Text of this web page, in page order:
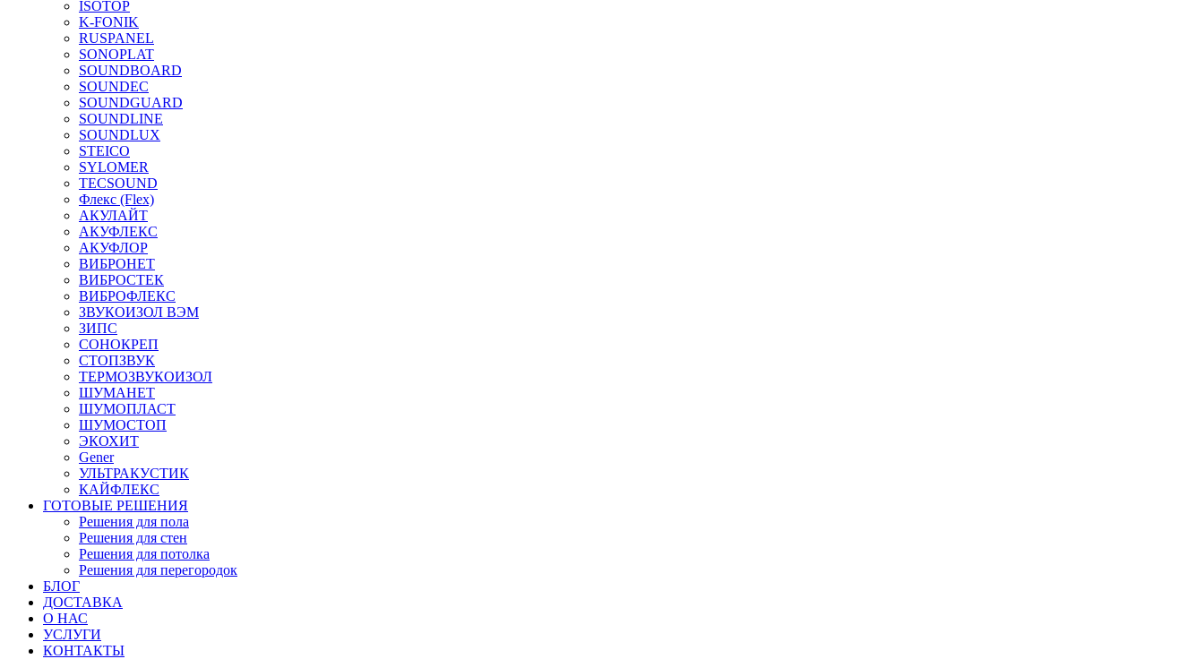
ISOTOP
K-FONIK
RUSPANEL
SONOPLAT
SOUNDBOARD
SOUNDEC
SOUNDGUARD
SOUNDLINE
SOUNDLUX
STEICO
SYLOMER
TECSOUND
Флекс (Flex)
АКУЛАЙТ
АКУФЛЕКС
АКУФЛОР
ВИБРОНЕТ
ВИБРОСТЕК
ВИБРОФЛЕКС
ЗВУКОИЗОЛ ВЭМ
ЗИПС
СОНОКРЕП
СТОПЗВУК
ТЕРМОЗВУКОИЗОЛ
ШУМАНЕТ
ШУМОПЛАСТ
ШУМОСТОП
ЭКОХИТ
Gener
УЛЬТРАКУСТИК
КАЙФЛЕКС
ГОТОВЫЕ РЕШЕНИЯ
Решения для пола
Решения для стен
Решения для потолка
Решения для перегородок
БЛОГ
ДОСТАВКА
О НАС
УСЛУГИ
КОНТАКТЫ